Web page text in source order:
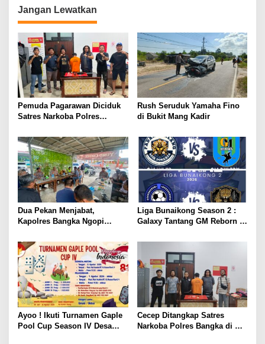
Jangan Lewatkan
Pemuda Pagarawan Diciduk
Satres Narkoba Polres
Rush Seruduk Yamaha Fino
di Bukit Mang Kadir
Dua Pekan Menjabat,
Kapolres Bangka Ngopi
Liga Bunaikong Season 2 :
Galaxy Tantang GM Reborn di
Ayoo ! Ikuti Turnamen Gaple
Pool Cup Season IV Desa
Cecep Ditangkap Satres
Narkoba Polres Bangka di KD